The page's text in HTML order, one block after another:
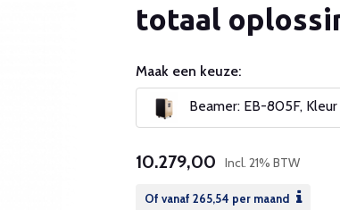
totaal
Maak een keuze:
Beamer: EB-805F,
10.279,00 Incl. 21% BTW
Of vanaf 265,54 per maand